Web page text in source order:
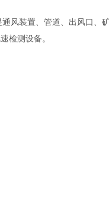
通风装置、管道、出风口
检测设备。